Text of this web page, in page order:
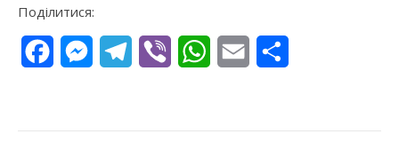
Поділитися:
FacebookMessengerTelegram
Viber WhatsApp
Email